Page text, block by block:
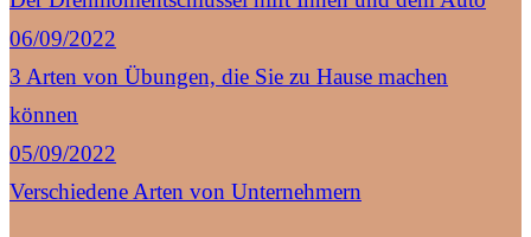
06/09/2022
3 Arten von Übungen, die Sie zu Hause machen
können
05/09/2022
Verschiedene Arten von Unternehmern